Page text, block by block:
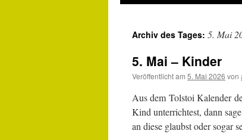
Archiv des Tages: 5. Mai
5. Mai – Kinder
Veröffentlicht am 5. Mai 2026 von
Aus dem Tolstoi Kalender
Kind unterrichtest, dann
an diese glaubst oder sogar